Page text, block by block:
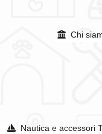
Chi
Nautica e accessori